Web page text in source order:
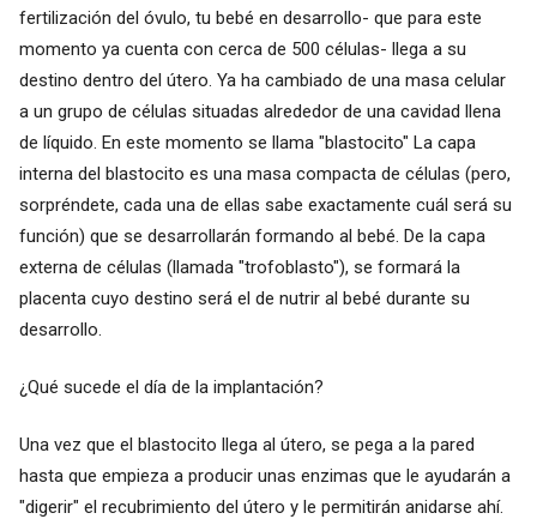
fertilización del óvulo, tu bebé en desarrollo- que para este
momento ya cuenta con cerca de 500 células- llega a su
destino dentro del útero. Ya ha cambiado de una masa celular
a un grupo de células situadas alrededor de una cavidad llena
de líquido. En este momento se llama "blastocito" La capa
interna del blastocito es una masa compacta de células (pero,
sorpréndete, cada una de ellas sabe exactamente cuál será su
función) que se desarrollarán formando al bebé. De la capa
externa de células (llamada "trofoblasto"), se formará la
placenta cuyo destino será el de nutrir al bebé durante su
desarrollo.
¿Qué sucede el día de la implantación?
Una vez que el blastocito llega al útero, se pega a la pared
hasta que empieza a producir unas enzimas que le ayudarán a
"digerir" el recubrimiento del útero y le permitirán anidarse ahí.